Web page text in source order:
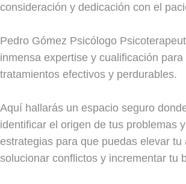
consideración y dedicación con el
Pedro Gómez Psicólogo
inmensa expertise y cualificación
tratamientos efectivos y perdurables.
Aquí hallarás un espacio seguro
identificar el origen de tus problemas
estrategias para que puedas elevar tu
solucionar conflictos y incrementar tu